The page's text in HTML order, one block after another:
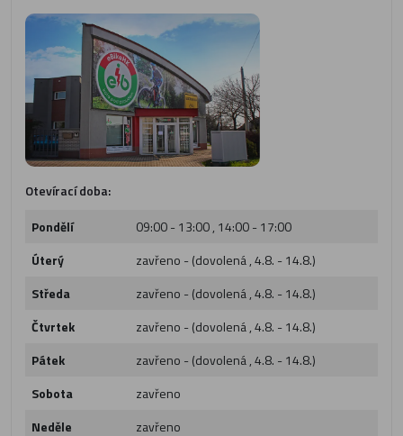
Otevírací doba:
Pondělí
09:00 - 13:00 , 14:00 - 17:00
Úterý
zavřeno - (dovolená , 4.8. - 14.8.)
Středa
zavřeno - (dovolená , 4.8. - 14.8.)
Čtvrtek
zavřeno - (dovolená , 4.8. - 14.8.)
Pátek
zavřeno - (dovolená , 4.8. - 14.8.)
Sobota
zavřeno
Neděle
zavřeno